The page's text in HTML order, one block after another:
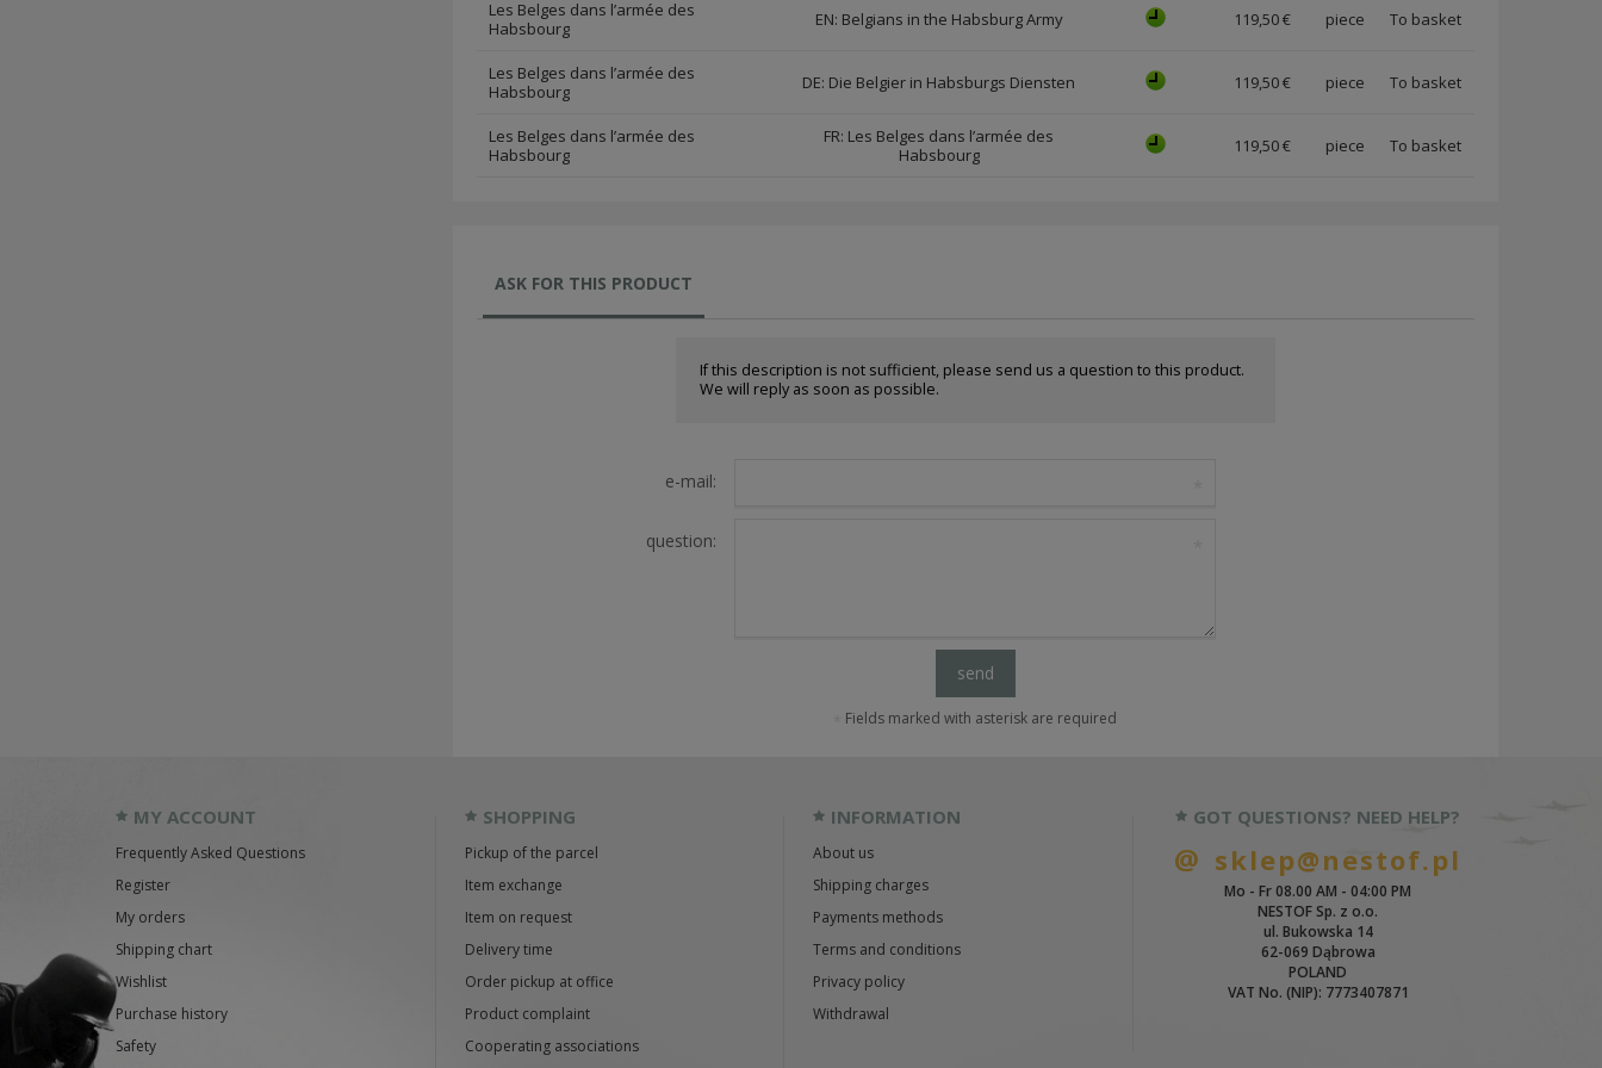
Les Belges dans l’armée des
Habsbourg
EN: Belgians in the Habsburg Army 119,50 € piece
Les Belges dans l’armée des
Habsbourg
DE: Die Belgier in Habsburgs Diensten 119,50 € piece
Les Belges dans l’armée des
Habsbourg
FR: Les Belges dans l’armée des
Habsbourg
119,50 € piece
ASK FOR THIS PRODUCT
If this description is not sufficient, please send us a question to this product.
We will reply as soon as possible.
e-mail:
question:
send
Fields marked with asterisk are required
MY ACCOUNT
Frequently Asked Questions
Register
My orders
Shipping chart
Wishlist
Purchase history
Safety
SHOPPING
Pickup of the parcel
Item exchange
Item on request
Delivery time
Order pickup at office
Product complaint
Cooperating associations
INFORMATION
About us
Shipping charges
Payments methods
Terms and conditions
Privacy policy
Withdrawal
GOT QUESTIONS? NEED HELP?
sklep@nestof.pl
Mo - Fr 08.00 AM - 04:00 PM
NESTOF Sp. z o.o.
ul. Bukowska 14
62-069 Dąbrowa
POLAND
VAT No. (NIP): 7773407871